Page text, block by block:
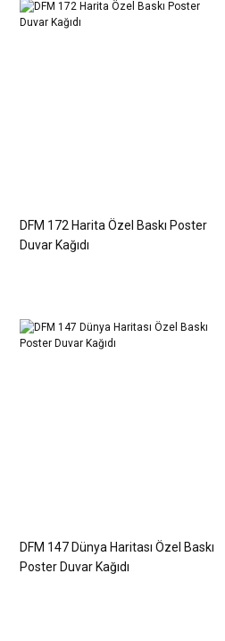
DFM 172 Harita Özel Baskı Poster
Duvar Kağıdı
DFM 147 Dünya Haritası Özel Baskı
Poster Duvar Kağıdı